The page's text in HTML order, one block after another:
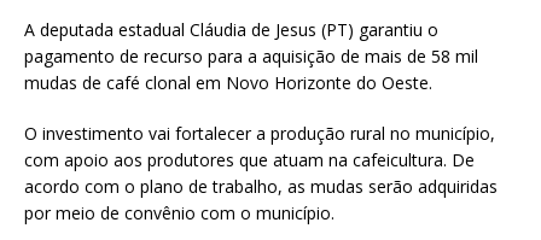
A deputada estadual Cláudia de Jesus (PT) garantiu o
pagamento de recurso para a aquisição de mais de 58 mil
mudas de café clonal em Novo Horizonte do Oeste.
O investimento vai fortalecer a produção rural no município,
com apoio aos produtores que atuam na cafeicultura. De
acordo com o plano de trabalho, as mudas serão adquiridas
por meio de convênio com o município.